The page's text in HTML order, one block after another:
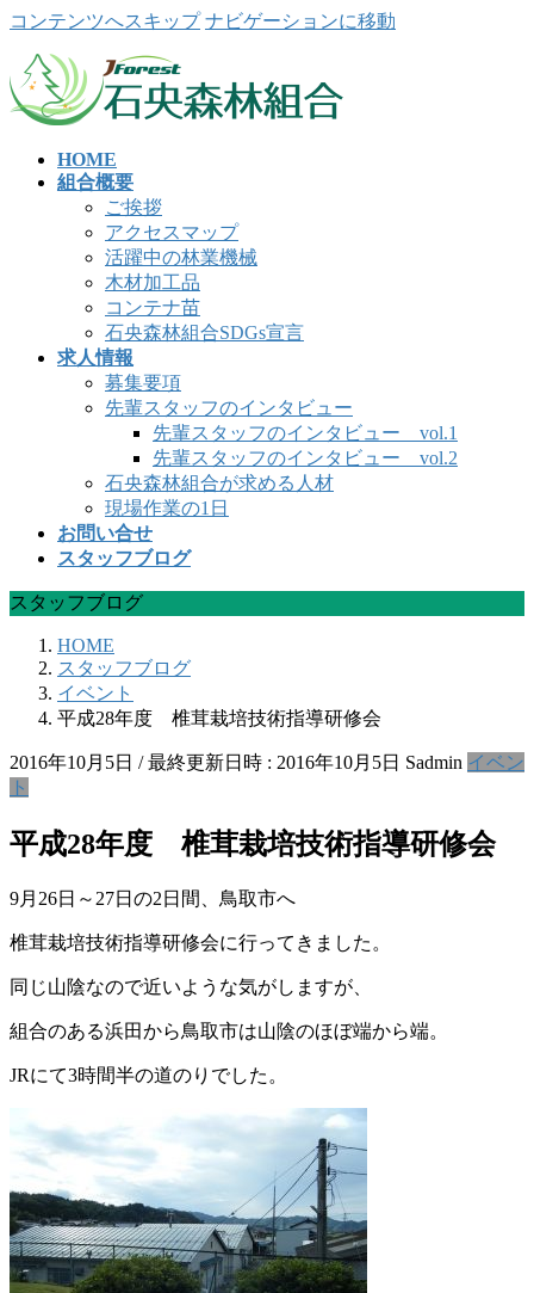
コンテンツへスキップ ナビゲーションに移動
HOME
組合概要
ご挨拶
アクセスマップ
活躍中の林業機械
木材加工品
コンテナ苗
石央森林組合SDGs宣言
求人情報
募集要項
先輩スタッフのインタビュー
先輩スタッフのインタビュー vol.1
先輩スタッフのインタビュー vol.2
石央森林組合が求める人材
現場作業の1日
お問い合せ
スタッフブログ
スタッフブログ
HOME
スタッフブログ
イベント
平成28年度 椎茸栽培技術指導研修会
2016年10月5日 / 最終更新日時 : 2016年10月5日 Sadmin イベン
ト
平成28年度 椎茸栽培技術指導研修会
9月26日～27日の2日間、鳥取市へ
椎茸栽培技術指導研修会に行ってきました。
同じ山陰なので近いような気がしますが、
組合のある浜田から鳥取市は山陰のほぼ端から端。
JRにて3時間半の道のりでした。